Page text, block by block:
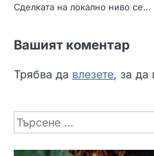
Сделката на локално ниво се…
Вашият коментар
Трябва да влезете, за да
Търсене
за: